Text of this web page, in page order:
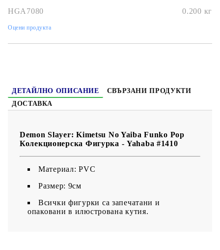
HGA7080 0.200 кг
Оцени продукта
ДЕТАЙЛНО ОПИСАНИЕ
СВЪРЗАНИ ПРОДУКТИ
ДОСТАВКА
Demon Slayer: Kimetsu No Yaiba Funko Pop
Колекционерска Фигурка - Yahaba #1410
Материал: PVC
Размер: 9см
Всички фигурки са запечатани и
опаковани в илюстрована кутия.